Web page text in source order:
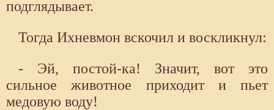
подглядывает.
Тогда Ихневмон вскочил и воскликнул:
- Эй, постой-ка! Значит, вот это
сильное животное приходит и пьет
медовую воду!